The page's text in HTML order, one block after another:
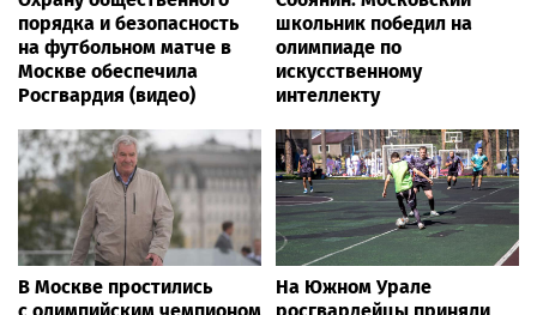
порядка и безопасность
на футбольном матче в
Москве обеспечила
Росгвардия (видео)
школьник победил на
олимпиаде по
искусственному
интеллекту
В Москве простились
На Южном Урале